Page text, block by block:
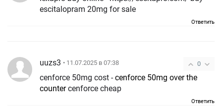
escitalopram 20mg for sale
Ответить
0
uuzs3 • 11.07.2025 в 07:38
cenforce 50mg cost -cenforce 50mg over the
countercenforce cheap
Ответить